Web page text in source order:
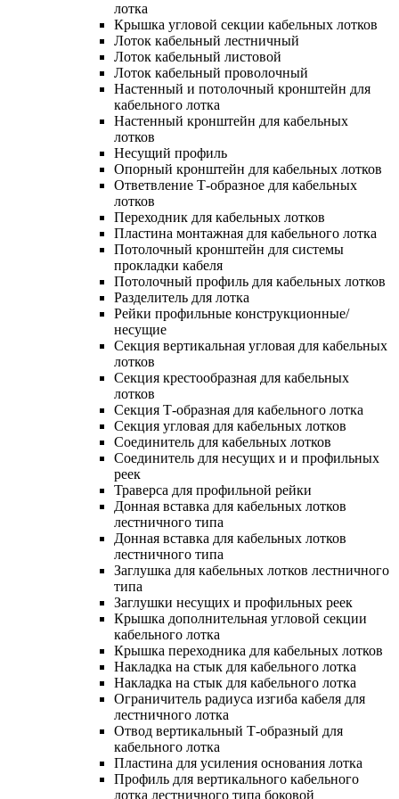
лотка
Крышка угловой секции кабельных лотков
Лоток кабельный лестничный
Лоток кабельный листовой
Лоток кабельный проволочный
Настенный и потолочный кронштейн для
кабельного лотка
Настенный кронштейн для кабельных
лотков
Несущий профиль
Опорный кронштейн для кабельных лотков
Ответвление Т-образное для кабельных
лотков
Переходник для кабельных лотков
Пластина монтажная для кабельного лотка
Потолочный кронштейн для системы
прокладки кабеля
Потолочный профиль для кабельных лотков
Разделитель для лотка
Рейки профильные конструкционные/
несущие
Секция вертикальная угловая для кабельных
лотков
Секция крестообразная для кабельных
лотков
Секция Т-образная для кабельного лотка
Секция угловая для кабельных лотков
Соединитель для кабельных лотков
Соединитель для несущих и и профильных
реек
Траверса для профильной рейки
Донная вставка для кабельных лотков
лестничного типа
Донная вставка для кабельных лотков
лестничного типа
Заглушка для кабельных лотков лестничного
типа
Заглушки несущих и профильных реек
Крышка дополнительная угловой секции
кабельного лотка
Крышка переходника для кабельных лотков
Накладка на стык для кабельного лотка
Накладка на стык для кабельного лотка
Ограничитель радиуса изгиба кабеля для
лестничного лотка
Отвод вертикальный Т-образный для
кабельного лотка
Пластина для усиления основания лотка
Профиль для вертикального кабельного
лотка лестничного типа боковой